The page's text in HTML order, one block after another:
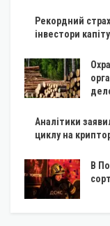
Рекордний
інвестори
Аналітики
циклу на
В